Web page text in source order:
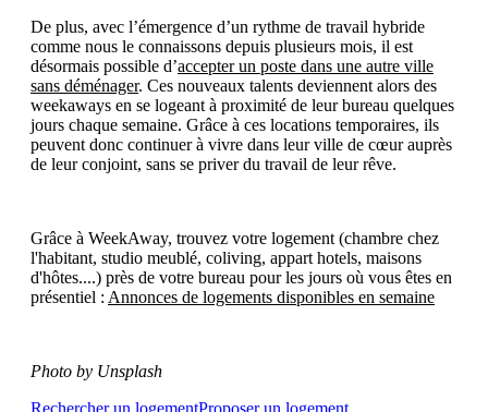
De plus, avec l’émergence d’un rythme de travail hybride
comme nous le connaissons depuis plusieurs mois, il est
désormais possible d’accepter un poste dans une autre ville
sans déménager. Ces nouveaux talents deviennent alors des
weekaways en se logeant à proximité de leur bureau quelques
jours chaque semaine. Grâce à ces locations temporaires, ils
peuvent donc continuer à vivre dans leur ville de cœur auprès
de leur conjoint, sans se priver du travail de leur rêve.
Grâce à WeekAway, trouvez votre logement (chambre chez
l'habitant, studio meublé, coliving, appart hotels, maisons
d'hôtes....) près de votre bureau pour les jours où vous êtes en
présentiel : Annonces de logements disponibles en semaine
Photo by Unsplash
Rechercher un logementProposer un logement